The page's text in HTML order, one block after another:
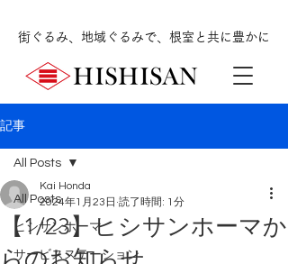
街ぐるみ、地域ぐるみで、根室と共に豊かに
記事
All Posts
ヒシサンホーマ
サービスステーション
All Posts
【1/23】ヒシサンホーマか
Kai Honda
2024年1月23日 読了時間: 1分